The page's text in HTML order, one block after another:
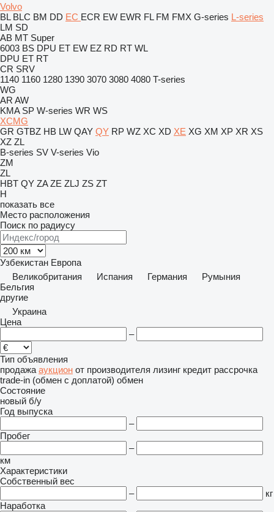
Volvo
BL BLC BM DD EC ECR EW EWR FL FM FMX G-series L-series
LM SD
AB MT Super
6003 BS DPU ET EW EZ RD RT WL
DPU ET RT
CR SRV
1140 1160 1280 1390 3070 3080 4080 T-series
WG
AR AW
KMA SP W-series WR WS
XCMG
GR GTBZ HB LW QAY QY RP WZ XC XD XE XG XM XP XR XS
XZ ZL
B-series SV V-series Vio
ZM
ZL
HBT QY ZA ZE ZLJ ZS ZT
H
показать все
Место расположения
Поиск по радиусу
Узбекистан Европа
Великобритания
Испания Германия
Румыния
Бельгия
другие
Украина
Цена
–
Тип объявления
продажа аукцион от производителя лизинг кредит рассрочка
trade-in (обмен с доплатой) обмен
Состояние
новый б/у
Год выпуска
–
Пробег
–
км
Характеристики
Собственный вес
–
кг
Наработка